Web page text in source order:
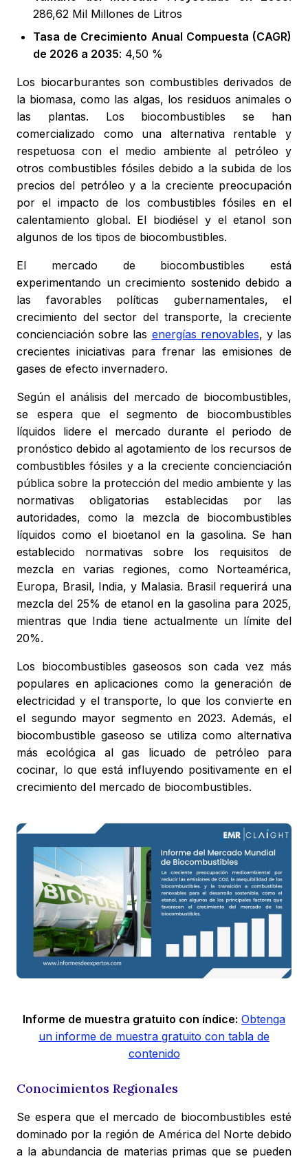
286,62 Mil Millones de Litros
Tasa de Crecimiento Anual Compuesta (CAGR)
de 2026 a 2035: 4,50 %
Los biocarburantes son combustibles derivados de
la biomasa, como las algas, los residuos animales o
las plantas. Los biocombustibles se han
comercializado como una alternativa rentable y
respetuosa con el medio ambiente al petróleo y
otros combustibles fósiles debido a la subida de los
precios del petróleo y a la creciente preocupación
por el impacto de los combustibles fósiles en el
calentamiento global. El biodiésel y el etanol son
algunos de los tipos de biocombustibles.
El mercado de biocombustibles está
experimentando un crecimiento sostenido debido a
las favorables políticas gubernamentales, el
crecimiento del sector del transporte, la creciente
concienciación sobre las energías renovables, y las
crecientes iniciativas para frenar las emisiones de
gases de efecto invernadero.
Según el análisis del mercado de biocombustibles,
se espera que el segmento de biocombustibles
líquidos lidere el mercado durante el periodo de
pronóstico debido al agotamiento de los recursos de
combustibles fósiles y a la creciente concienciación
pública sobre la protección del medio ambiente y las
normativas obligatorias establecidas por las
autoridades, como la mezcla de biocombustibles
líquidos como el bioetanol en la gasolina. Se han
establecido normativas sobre los requisitos de
mezcla en varias regiones, como Norteamérica,
Europa, Brasil, India, y Malasia. Brasil requerirá una
mezcla del 25% de etanol en la gasolina para 2025,
mientras que India tiene actualmente un límite del
20%.
Los biocombustibles gaseosos son cada vez más
populares en aplicaciones como la generación de
electricidad y el transporte, lo que los convierte en
el segundo mayor segmento en 2023. Además, el
biocombustible gaseoso se utiliza como alternativa
más ecológica al gas licuado de petróleo para
cocinar, lo que está influyendo positivamente en el
crecimiento del mercado de biocombustibles.
Informe de muestra gratuito con índice: Obtenga
un informe de muestra gratuito con tabla de
contenido
Conocimientos Regionales
Se espera que el mercado de biocombustibles esté
dominado por la región de América del Norte debido
a la abundancia de materias primas que se pueden